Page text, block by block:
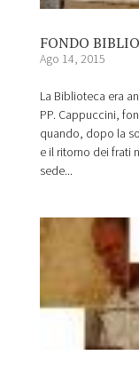
FONDO
Ago 14, 2015
La Biblioteca era
PP. Cappuccini,
quando, dopo la
e il ritorno dei frati
sede...